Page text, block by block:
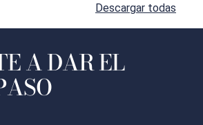
Descargar todas
A DAR EL